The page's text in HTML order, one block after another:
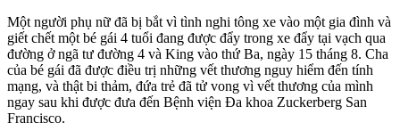
Một người phụ nữ đã bị bắt vì tình nghi tông xe vào một gia đình và
giết chết một bé gái 4 tuổi đang được đẩy trong xe đẩy tại vạch qua
đường ở ngã tư đường 4 và King vào thứ Ba, ngày 15 tháng 8. Cha
của bé gái đã được điều trị những vết thương nguy hiểm đến tính
mạng, và thật bi thảm, đứa trẻ đã tử vong vì vết thương của mình
ngay sau khi được đưa đến Bệnh viện Đa khoa Zuckerberg San
Francisco.